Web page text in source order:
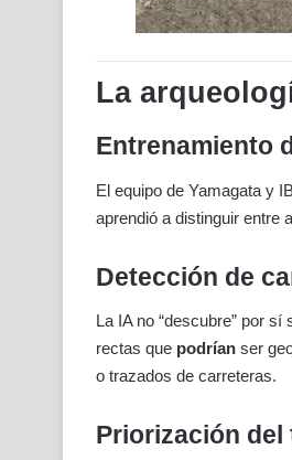
La
Entrenamiento
El equipo de Yamagata y
aprendió a distinguir entre
Detección de
La IA no “descubre” por
rectas que podrían ser
o trazados de carreteras.
Priorización del